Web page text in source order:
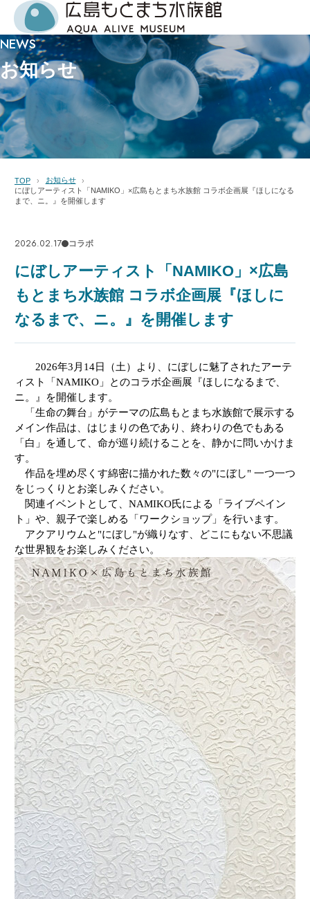
NEWS
お知らせ
TOP
お知らせ
にぼしアーティスト「NAMIKO」×広島もとまち水族館 コラボ企画展『ほしになる
まで、ニ。』を開催します
2026.02.17 コラボ
にぼしアーティスト「NAMIKO」×広島
もとまち水族館 コラボ企画展『ほしに
なるまで、ニ。』を開催します
2026年3 月 14日（土）より、にぼしに魅了されたアーテ
ィスト「NAMIKO」とのコラボ企画展『ほしになるまで、
ニ。』を開催します。
「生命の舞台」がテーマの広島もとまち水族館で展示する
メイン作品は、はじまりの色であり、終わりの色でもある
「白」を通して、命が巡り続けることを、静かに問いかけま
す。
作品を埋め尽くす綿密に描かれた数々の"にぼし" 一つ一つ
をじっくりとお楽しみください。
関連イベントとして、 NAMIKO氏による「ライブペイン
ト」や、親子で楽しめる「ワークショップ」を行います。
アクアリウムと"にぼし"が織りなす、どこにもない不思議
な世界観をお楽しみください。